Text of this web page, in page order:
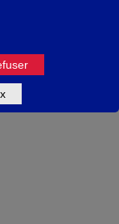
de
conséquences en
en attente de
avenir et leurs